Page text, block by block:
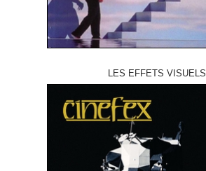
LES EFFETS VISUELS